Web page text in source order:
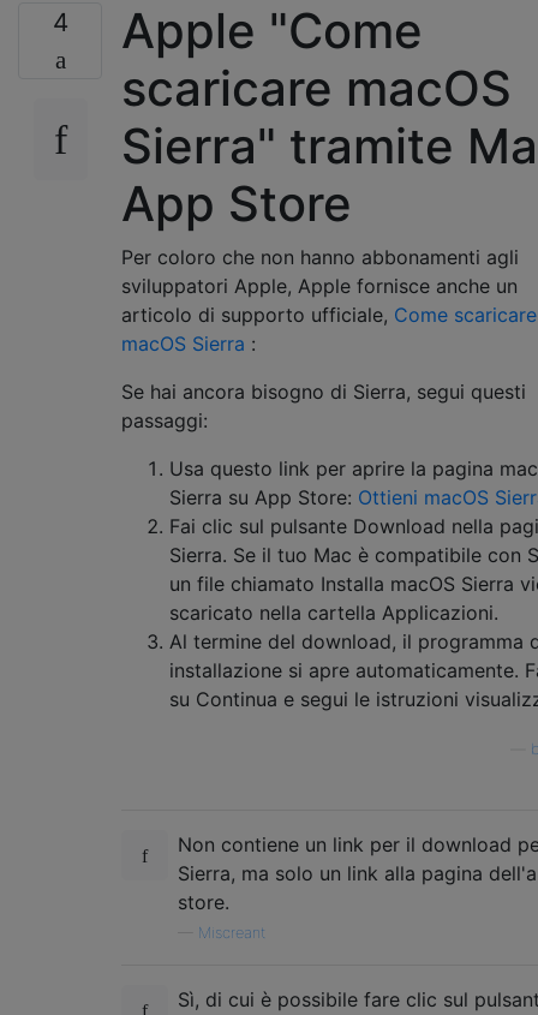
4
Apple "Come
scaricare macOS
Sierra" tramite
App Store
Per coloro che non hanno abbonamenti agli
sviluppatori Apple, Apple fornisce anche un
articolo di supporto ufficiale, Come scaricare
macOS Sierra :
Se hai ancora bisogno di Sierra, segui questi
passaggi:
Usa questo link per aprire la pagina
Sierra su App Store: Ottieni macOS
Fai clic sul pulsante Download nella
Sierra. Se il tuo Mac è compatibile con
un file chiamato Installa macOS Sierra
scaricato nella cartella Applicazioni.
Al termine del download, il programma
installazione si apre automaticamente.
su Continua e segui le istruzioni
Non contiene un link per il download
Sierra, ma solo un link alla pagina
store.
Miscreant
Sì, di cui è possibile fare clic sul